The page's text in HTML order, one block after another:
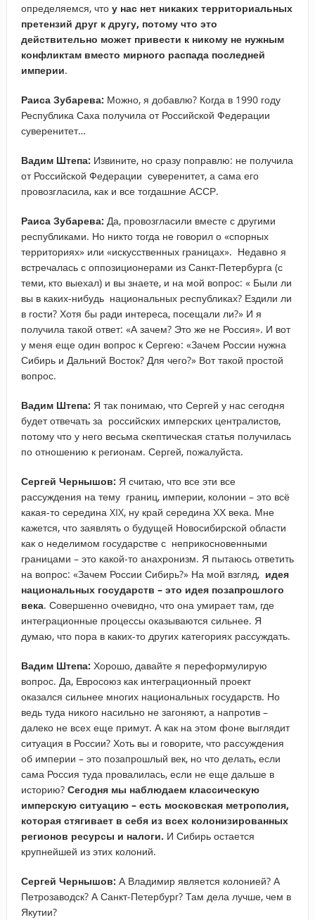
определяемся, что у нас нет никаких территориальных
претензий друг к другу, потому что это
действительно может привести к никому не нужным
конфликтам вместо мирного распада последней
империи.
Раиса Зубарева: Можно, я добавлю? Когда в 1990 году
Республика Саха получила от Российской Федерации
суверенитет…
Вадим Штепа: Извините, но сразу поправлю: не получила
от Российской Федерации суверенитет, а сама его
провозгласила, как и все тогдашние АССР.
Раиса Зубарева: Да, провозгласили вместе с другими
республиками. Но никто тогда не говорил о «спорных
территориях» или «искусственных границах». Недавно я
встречалась с оппозиционерами из Санкт-Петербурга (с
теми, кто выехал) и вы знаете, и на мой вопрос: « Были ли
вы в каких-нибудь национальных республиках? Ездили ли
в гости? Хотя бы ради интереса, посещали ли?» И я
получила такой ответ: «А зачем? Это же не Россия». И вот
у меня еще один вопрос к Сергею: «Зачем России нужна
Сибирь и Дальний Восток? Для чего?» Вот такой простой
вопрос.
Вадим Штепа: Я так понимаю, что Сергей у нас сегодня
будет отвечать за российских имперских централистов,
потому что у него весьма скептическая статья получилась
по отношению к регионам. Сергей, пожалуйста.
Сергей Чернышов: Я считаю, что все эти все
рассуждения на тему границ, империи, колонии – это всё
какая-то середина XIX, ну край середина ХХ века. Мне
кажется, что заявлять о будущей Новосибирской области
как о неделимом государстве с неприкосновенными
границами – это какой-то анахронизм. Я пытаюсь ответить
на вопрос: «Зачем России Сибирь?» На мой взгляд, идея
национальных государств – это идея позапрошлого
века. Совершенно очевидно, что она умирает там, где
интеграционные процессы оказываются сильнее. Я
думаю, что пора в каких-то других категориях рассуждать.
Вадим Штепа: Хорошо, давайте я переформулирую
вопрос. Да, Евросоюз как интеграционный проект
оказался сильнее многих национальных государств. Но
ведь туда никого насильно не загоняют, а напротив –
далеко не всех еще примут. А как на этом фоне выглядит
ситуация в России? Хоть вы и говорите, что рассуждения
об империи – это позапрошлый век, но что делать, если
сама Россия туда провалилась, если не еще дальше в
историю? Сегодня мы наблюдаем классическую
имперскую ситуацию – есть московская метрополия,
которая стягивает в себя из всех колонизированных
регионов ресурсы и налоги. И Сибирь остается
крупнейшей из этих колоний.
Сергей Чернышов: А Владимир является колонией? А
Петрозаводск? А Санкт-Петербург? Там дела лучше, чем в
Якутии?